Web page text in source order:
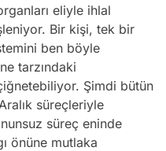
eliyle ihlal
Bir kişi, tek bir
ben böyle
tarzındaki
Şimdi bütün
süreçleriyle
süreç eninde
önüne mutlaka